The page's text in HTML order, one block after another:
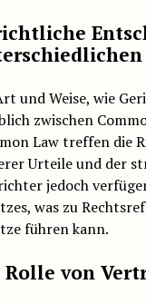
und Weise, wie
zwischen
Law treffen die
Urteile und der
jedoch
was zu
führen kann.
Rolle von